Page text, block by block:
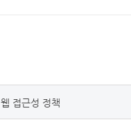
웹 접근성 정책